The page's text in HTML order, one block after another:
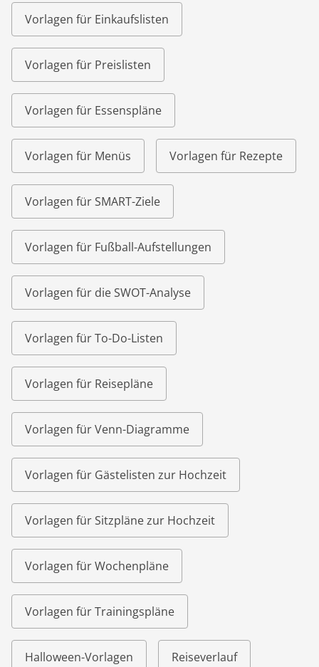
Vorlagen für Einkaufslisten
Vorlagen für Preislisten
Vorlagen für Essenspläne
Vorlagen für Menüs Vorlagen für Rezepte
Vorlagen für SMART-Ziele
Vorlagen für Fußball-Aufstellungen
Vorlagen für die SWOT-Analyse
Vorlagen für To-Do-Listen
Vorlagen für Reisepläne
Vorlagen für Venn-Diagramme
Vorlagen für Gästelisten zur Hochzeit
Vorlagen für Sitzpläne zur Hochzeit
Vorlagen für Wochenpläne
Vorlagen für Trainingspläne
Halloween-Vorlagen Reiseverlauf